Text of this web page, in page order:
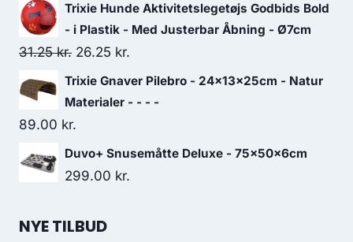
Trixie Hunde Aktivitetslegetøjs Godbids Bold
- i Plastik - Med Justerbar Åbning - Ø7cm
31.25kr. Den
oprindelige
pris
31.25 kr..
26.25 kr.
aktuelle
pris
26.25 kr..
Trixie Gnaver Pilebro - 24×13x25cm - Natur
Materialer - - - -
89.00 kr.
Duvo+ Snusemåtte Deluxe - 75x50x6cm
299.00 kr.
NYE TILBUD